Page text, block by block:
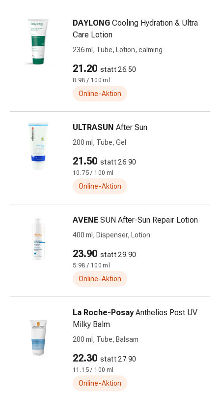
Elastische
Wundbinden
Kompressen
Fixationspflaster
Gazen
Kompressionsbinden
Tapes
Schlauch-
Netzverbände
Sonnenbrand
Verbandwechsel-
Sets
Wundauflagen
Wundbehandlung
Wundsprays
Wundverschlussstreifen
kleber
Ziehsalbe
Tupfer
DAYLONG Cooling Hydration & Ultra
Care Lotion
236 ml, Tube, Lotion, calming
21.20 statt 26.50
8.98 / 100 ml
Online-Aktion
ULTRASUN After Sun
200 ml, Tube, Gel
21.50 statt 26.90
10.75 / 100 ml
Online-Aktion
AVENE SUN After-Sun Repair Lotion
400 ml, Dispenser, Lotion
23.90 statt 29.90
5.98 / 100 ml
Online-Aktion
La Roche-Posay Anthelios Post UV
Milky Balm
200 ml, Tube, Balsam
22.30 statt 27.90
11.15 / 100 ml
Online-Aktion